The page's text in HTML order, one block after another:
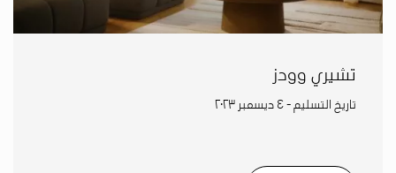
تشيري وودز
تاريخ التسليم - ٤ ديسمبر ٢٠٢٣